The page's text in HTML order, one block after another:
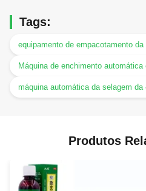
Tags:
equipamento de empacotamento da
Máquina de enchimento automática
máquina automática da selagem da
Produtos